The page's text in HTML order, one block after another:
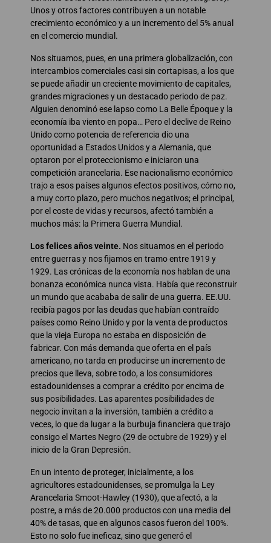
Unos y otros factores contribuyen a un notable
crecimiento económico y a un incremento del 5% anual
en el comercio mundial.
Nos situamos, pues, en una primera globalización, con
intercambios comerciales casi sin cortapisas, a los que
se puede añadir un creciente movimiento de capitales,
grandes migraciones y un destacado periodo de paz.
Alguien denominó ese lapso como La Belle Époque y la
economía iba viento en popa… Pero el declive de Reino
Unido como potencia de referencia dio una
oportunidad a Estados Unidos y a Alemania, que
optaron por el proteccionismo e iniciaron una
competición arancelaria. Ese nacionalismo económico
trajo a esos países algunos efectos positivos, cómo no,
a muy corto plazo, pero muchos negativos; el principal,
por el coste de vidas y recursos, afectó también a
muchos más: la Primera Guerra Mundial.
Los felices años veinte. Nos situamos en el periodo
entre guerras y nos fijamos en tramo entre 1919 y
1929. Las crónicas de la economía nos hablan de una
bonanza económica nunca vista. Había que reconstruir
un mundo que acababa de salir de una guerra. EE.UU.
recibía pagos por las deudas que habían contraído
países como Reino Unido y por la venta de productos
que la vieja Europa no estaba en disposición de
fabricar. Con más demanda que oferta en el país
americano, no tarda en producirse un incremento de
precios que lleva, sobre todo, a los consumidores
estadounidenses a comprar a crédito por encima de
sus posibilidades. Las aparentes posibilidades de
negocio invitan a la inversión, también a crédito a
veces, lo que da lugar a la burbuja financiera que trajo
consigo el Martes Negro (29 de octubre de 1929) y el
inicio de la Gran Depresión.
En un intento de proteger, inicialmente, a los
agricultores estadounidenses, se promulga la Ley
Arancelaria Smoot-Hawley (1930), que afectó, a la
postre, a más de 20.000 productos con una media del
40% de tasas, que en algunos casos fueron del 100%.
Esto no solo fue ineficaz, sino que generó el